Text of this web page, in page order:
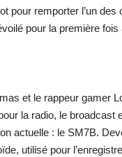
pour remporter l’un
pour la première
et le rappeur gamer
la radio, le
actuelle : le SM7B.
utilisé pour